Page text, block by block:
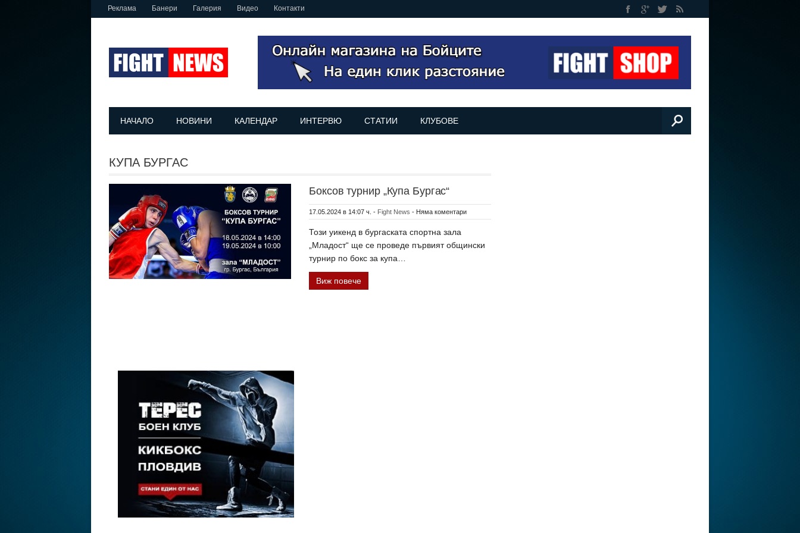
Реклама Банери Галерия Видео Контакти
НАЧАЛО НОВИНИ КАЛЕНДАР ИНТЕРВЮ СТАТИИ КЛУБОВЕ
КУПА БУРГАС
Боксов турнир „Купа Бургас“
17.05.2024 в 14:07 ч. - Fight News - Няма коментари
Този уикенд в бургаската спортна зала
„Младост“ ще се проведе първият общински
турнир по бокс за купа…
Виж повече